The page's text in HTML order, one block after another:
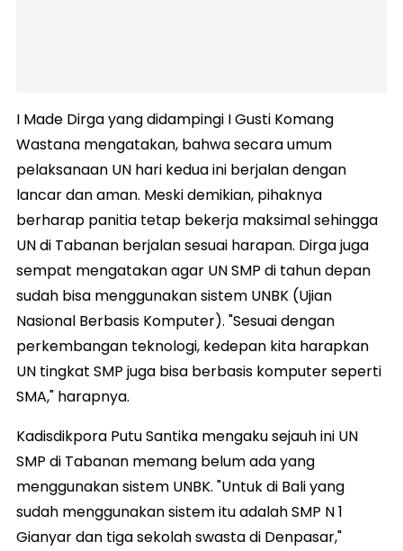
I Made Dirga yang didampingi I Gusti Komang
Wastana mengatakan, bahwa secara umum
pelaksanaan UN hari kedua ini berjalan dengan
lancar dan aman. Meski demikian, pihaknya
berharap panitia tetap bekerja maksimal sehingga
UN di Tabanan berjalan sesuai harapan. Dirga juga
sempat mengatakan agar UN SMP di tahun depan
sudah bisa menggunakan sistem UNBK (Ujian
Nasional Berbasis Komputer). "Sesuai dengan
perkembangan teknologi, kedepan kita harapkan
UN tingkat SMP juga bisa berbasis komputer seperti
SMA," harapnya.
Kadisdikpora Putu Santika mengaku sejauh ini UN
SMP di Tabanan memang belum ada yang
menggunakan sistem UNBK. "Untuk di Bali yang
sudah menggunakan sistem itu adalah SMP N 1
Gianyar dan tiga sekolah swasta di Denpasar,"